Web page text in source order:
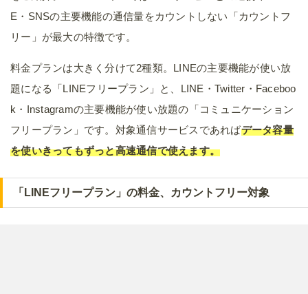
E・SNSの主要機能の通信量をカウントしない「カウントフ
リー」が最大の特徴です。
料金プランは大きく分けて2種類。LINEの主要機能が使い放
題になる「LINEフリープラン」と、LINE・Twitter・Faceboo
k・Instagramの主要機能が使い放題の「コミュニケーション
フリープラン」です。対象通信サービスであればデータ容量
を使いきってもずっと高速通信で使えます。
「LINEフリープラン」の料金、カウントフリー対象